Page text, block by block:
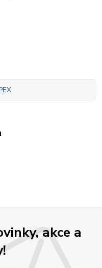
akce a